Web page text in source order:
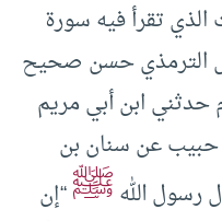
الذي تقرأ فيه سورة
الترمذي حسن صحيح
حدثني ابن أبي مريم
حبيب عن سنان بن
رسول اللهﷺ“إن